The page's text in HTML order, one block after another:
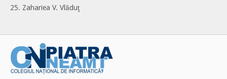
25. Zahariea V. Vlăduţ